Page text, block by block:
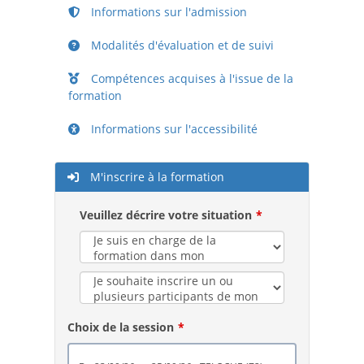
Informations sur l'admission
Modalités d'évaluation et de suivi
Compétences acquises à l'issue de la
formation
Informations sur l'accessibilité
M'inscrire à la formation
Veuillez décrire votre situation
Choix de la session